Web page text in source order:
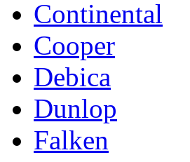
Continental
Cooper
Debica
Dunlop
Falken